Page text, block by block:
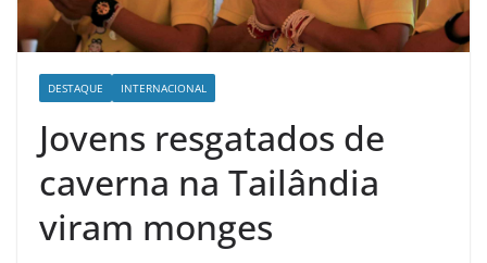
DESTAQUE INTERNACIONAL
Jovens resgatados de
caverna na Tailândia
viram monges